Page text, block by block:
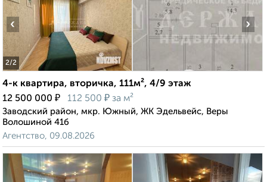
2/2
‹ ›
4-к квартира, вторичка, 111м², 4/9 этаж
12 500 000 ₽ 112 500 ₽ за м²
Заводский район, мкр. Южный, ЖК Эдельвейс, Веры
Волошиной 41б
Агентство, 09.08.2026